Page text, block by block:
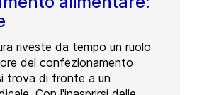
riveste da tempo un ruolo
del confezionamento
trova di fronte a un